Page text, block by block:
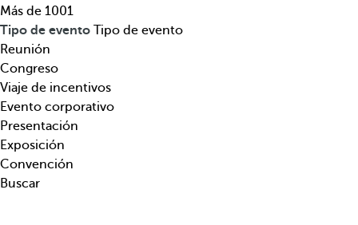
n
o
,
t
e
m
á
t
i
c
e
f
l
e
c
h
a
h
a
c
Más de 1001
Tipo de evento Tipo de evento
Reunión
Congreso
Viaje de incentivos
Evento corporativo
Presentación
Exposición
Convención
Buscar